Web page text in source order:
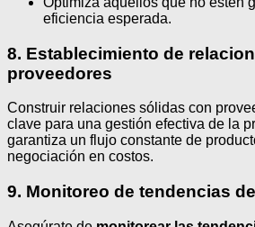
eficiencia esperada.
8. Establecimiento de
proveedores
Construir relaciones sólidas con
clave para una gestión efectiva de la
garantiza un flujo constante de
negociación en costos.
9. Monitoreo de tendencias